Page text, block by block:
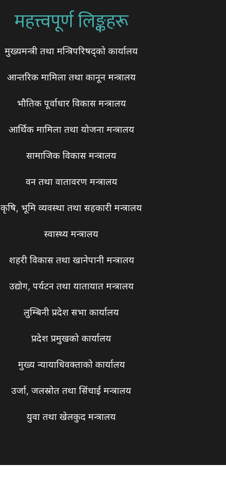
महत्त्वपूर्ण लिङ्कहरू
मुख्यमन्त्री तथा मन्त्रिपरिषद्को कार्यालय
आन्तरिक मामिला तथा कानून मन्त्रालय
भौतिक पूर्वाधार विकास मन्त्रालय
आर्थिक मामिला तथा योजना मन्त्रालय
सामाजिक विकास मन्त्रालय
वन तथा वातावरण मन्त्रालय
कृषि, भूमि व्यवस्था तथा सहकारी मन्त्रालय
स्वास्थ्य मन्त्रालय
शहरी विकास तथा खानेपानी मन्त्रालय
उद्योग, पर्यटन तथा यातायात मन्त्रालय
लुम्बिनी प्रदेश सभा कार्यालय
प्रदेश प्रमुखको कार्यालय
मुख्य न्यायाधिवक्ताको कार्यालय
उर्जा, जलस्रोत तथा सिंचाई मन्त्रालय
युवा तथा खेलकुद मन्त्रालय